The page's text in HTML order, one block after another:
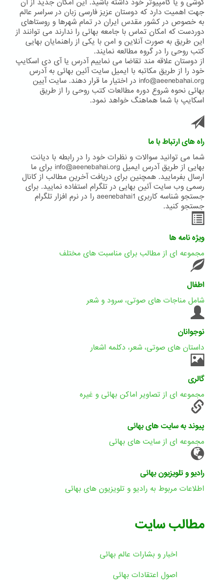
گوشی و یا کامپیوتر خود داشته باشید. این امکان جدید از آن
جهت اهمیت دارد که دوستان عزیز فارسی زبان در سراسر عالم
به خصوص در کشور مقدس ایران در تمام شهرها و روستاهای
دوردست که امکان تماس با جامعه بهائی را ندارند می توانند از
این طریق به صورت آنلاین و امن با یکی از راهنمایان بهایی
کتب روحی را در گروه مطالعه نمایند.
از دوستان علاقه مند تقاضا می نماییم آدرس یا آی دی اسکایپ
خود را از طریق مکاتبه با ایمیل سایت آئین بهائی به آدرس
info@aeenebahai.org در اختیار ما قرار دهند. سایت آیین
بهائی نحوه شروع دوره مطالعات کتب روحی را از طریق
اسکایپ با شما هماهنگ خواهد نمود.
راه های ارتباط با ما
شما می توانید سوالات و نظرات خود را در رابطه با دیانت
بهایی از طریق آدرس ایمیل info@aeenebahai.org برای ما
ارسال بفرمایید. همچنین برای دریافت آخرین مطالب از کانال
رسمی وب سایت آئین بهایی در تلگرام استفاده نمایید. برای
جستجو شناسه کاربری aeenebahai1 را در نرم افزار تلگرام
جستجو کنید.
ویژه نامه ها
مجموعه ای از مطالب برای مناسبت های مختلف
اطفال
شامل مناجات های صوتی، سرود و شعر
نوجوانان
داستان های صوتی، شعر، دکلمه اشعار
گالری
مجموعه ای از تصاویر اماکن بهائی و غیره
پیوند به سایت های بهائی
مجموعه ای از سایت های بهائی
رادیو و تلویزیون بهائی
اطلاعات مربوط به رادیو و تلویزیون های بهائی
مطالب سایت
اخبار و بشارات عالم بهائى
اصول اعتقادات بهائی